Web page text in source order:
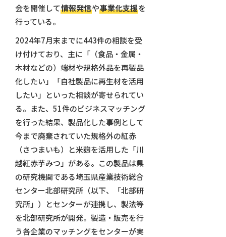
会を開催して情報発信や事業化支援を
行っている。
2024年7月末までに443件の相談を受
け付けており、主に「（食品・金属・
木材などの）端材や規格外品を再製品
化したい」「自社製品に再生材を活用
したい」といった相談が寄せられてい
る。また、51件のビジネスマッチング
を行った結果、製品化した事例として
今まで廃棄されていた規格外の紅赤
（さつまいも）と米麹を活用した「川
越紅赤芋みつ」がある。この製品は県
の研究機関である埼玉県産業技術総合
センター北部研究所（以下、「北部研
究所」）とセンターが連携し、製法等
を北部研究所が開発。製造・販売を行
う各企業のマッチングをセンターが実